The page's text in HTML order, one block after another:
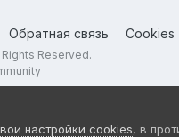
Обратная связь Cookies
Rights Reserved.
настройки cookies, в